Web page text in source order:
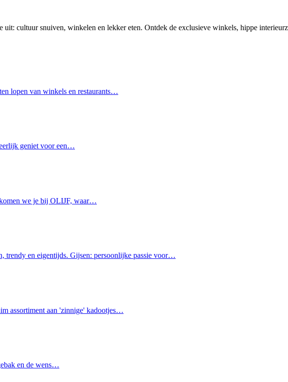
uit: cultuur snuiven, winkelen en lekker eten. Ontdek de exclusieve winkels, hippe
lopen van winkels en restaurants…
geniet voor een…
we je bij OLIJF, waar…
trendy en eigentijds. Gijsen: persoonlijke passie voor…
assortiment aan 'zinnige' kadootjes…
en de wens…